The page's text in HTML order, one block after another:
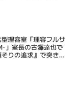
理容室「理容フルサ
」室長の古澤達也で
りの追求』で突き抜